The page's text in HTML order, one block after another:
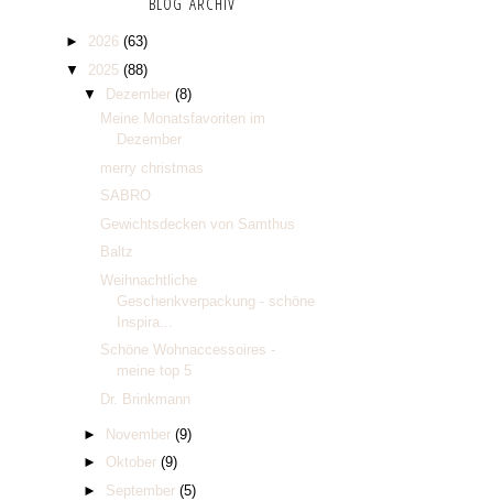
► 2026 (63)
▼ 2025 (88)
▼
Dezember (8)
Meine Monatsfavoriten im
Dezember
merry christmas
SABRO
Gewichtsdecken von Samthus
Baltz
Weihnachtliche
Geschenkverpackung - schöne
Inspira...
Schöne Wohnaccessoires -
meine top 5
Dr. Brinkmann
► November (9)
► Oktober (9)
► September (5)